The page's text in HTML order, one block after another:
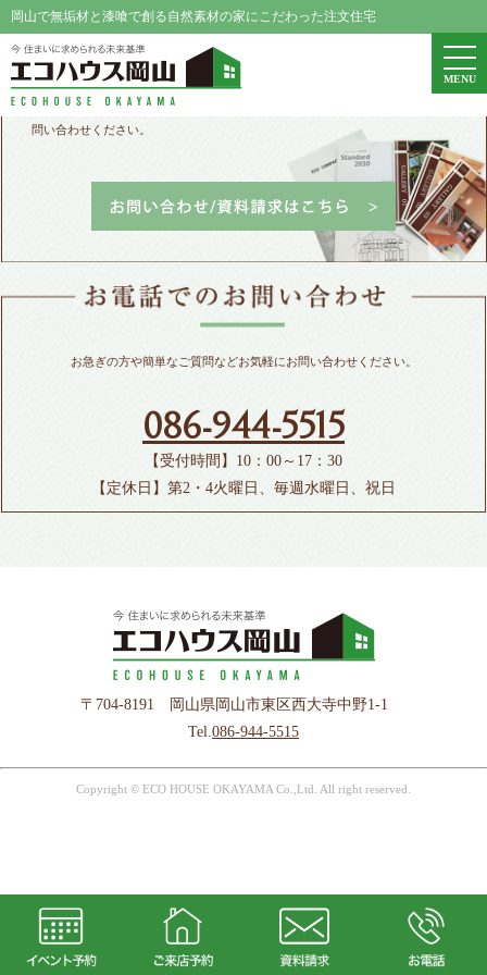
岡山で無垢材と漆喰で創る自然素材の家にこだわった注文住宅
問い合わせください。
お急ぎの方や簡単なご質問などお気軽にお問い合わせください。
086-944-5515
【受付時間】10：00～17：30
【定休日】第2・4火曜日、毎週水曜日、祝日
〒704-8191 岡山県岡山市東区西大寺中野1-1
Tel.086-944-5515
MENU
Copyright © ECO HOUSE OKAYAMA Co.,Ltd. All right reserved.